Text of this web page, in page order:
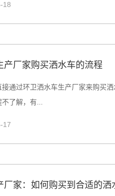
18
产厂家购买洒水车的流程
通过环卫洒水车生产厂家来购买
了解，有...
17
厂家：如何购买到合适的洒